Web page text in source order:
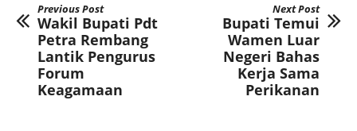
Previous Post
Wakil Bupati Pdt
Petra Rembang
Lantik Pengurus
Forum
Keagamaan
Next Post
Bupati Temui
Wamen Luar
Negeri Bahas
Kerja Sama
Perikanan